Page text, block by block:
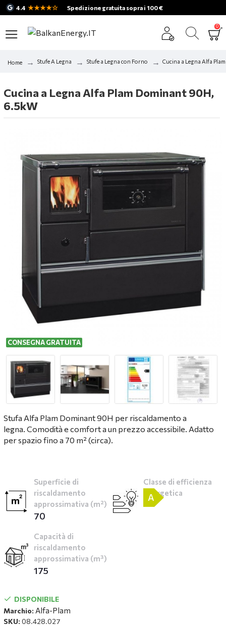
4.4 ★★★★☆ Spedizione gratuita sopra i 100 €
0
Home Stufe A Legna Stufe a Legna con Forno Cucina a Legna Alfa
Cucina a Legna Alfa Plam Dominant 90H,
6.5kW
CONSEGNA GRATUITA
Stufa Alfa Plam Dominant 90H per riscaldamento a
legna. Comodità e comfort a un prezzo accessibile. Adatto
per spazio fino a 70 m²(circa).
Superficie di
riscaldamento
approssimativa (m²)
70
Classe di efficienza
energetica
A
Capacità di
riscaldamento
approssimativa (m³)
175
DISPONIBILE
Marchio: Alfa-Plam
SKU: 08.428.027